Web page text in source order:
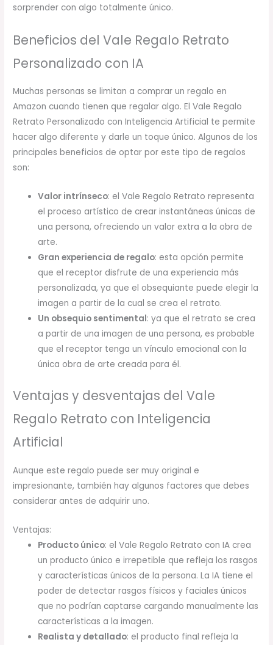
sorprender con algo totalmente único.
Beneficios del Vale Regalo Retrato
Personalizado con IA
Muchas personas se limitan a comprar un regalo en
Amazon cuando tienen que regalar algo. El Vale Regalo
Retrato Personalizado con Inteligencia Artificial te permite
hacer algo diferente y darle un toque único. Algunos de los
principales beneficios de optar por este tipo de regalos
son:
Valor intrínseco: el Vale Regalo Retrato representa
el proceso artístico de crear instantáneas únicas de
una persona, ofreciendo un valor extra a la obra de
arte.
Gran experiencia de regalo: esta opción permite
que el receptor disfrute de una experiencia más
personalizada, ya que el obsequiante puede elegir la
imagen a partir de la cual se crea el retrato.
Un obsequio sentimental: ya que el retrato se crea
a partir de una imagen de una persona, es probable
que el receptor tenga un vínculo emocional con la
única obra de arte creada para él.
Ventajas y desventajas del Vale
Regalo Retrato con Inteligencia
Artificial
Aunque este regalo puede ser muy original e
impresionante, también hay algunos factores que debes
considerar antes de adquirir uno.
Ventajas:
Producto único: el Vale Regalo Retrato con IA crea
un producto único e irrepetible que refleja los rasgos
y características únicos de la persona. La IA tiene el
poder de detectar rasgos físicos y faciales únicos
que no podrían captarse cargando manualmente las
características a la imagen.
Realista y detallado: el producto final refleja la